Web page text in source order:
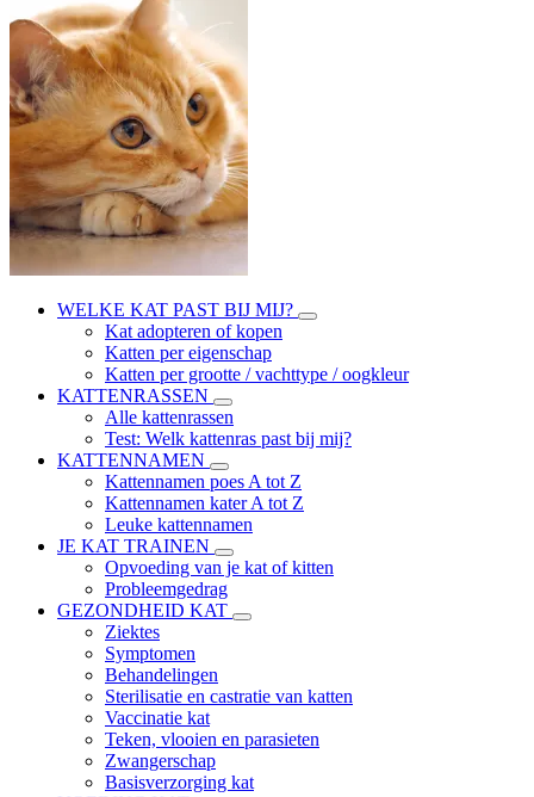
WELKE KAT PAST BIJ MIJ?
Kat adopteren of kopen
Katten per eigenschap
Katten per grootte / vachttype / oogkleur
KATTENRASSEN
Alle kattenrassen
Test: Welk kattenras past bij mij?
KATTENNAMEN
Kattennamen poes A tot Z
Kattennamen kater A tot Z
Leuke kattennamen
JE KAT TRAINEN
Opvoeding van je kat of kitten
Probleemgedrag
GEZONDHEID KAT
Ziektes
Symptomen
Behandelingen
Sterilisatie en castratie van katten
Vaccinatie kat
Teken, vlooien en parasieten
Zwangerschap
Basisverzorging kat